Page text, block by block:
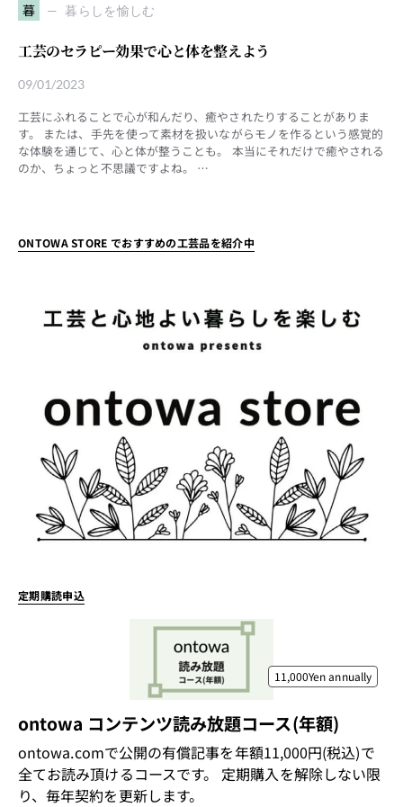
暮 暮らしを愉しむ
工芸のセラピー効果で心と体を整えよう
09/01/2023
工芸にふれることで心が和んだり、癒やされたりすることがありま
す。 または、手先を使って素材を扱いながらモノを作るという感覚的
な体験を通じて、心と体が整うことも。 本当にそれだけで癒やされる
のか、ちょっと不思議ですよね。 …
ONTOWA STORE でおすすめの工芸品を紹介中
定期購読申込
11,000Yenannually
ontowa コンテンツ読み放題コース(年額)
ontowa.comで公開の有償記事を年額11,000円(税込)で
全てお読み頂けるコースです。 定期購入を解除しない限
り、毎年契約を更新します。